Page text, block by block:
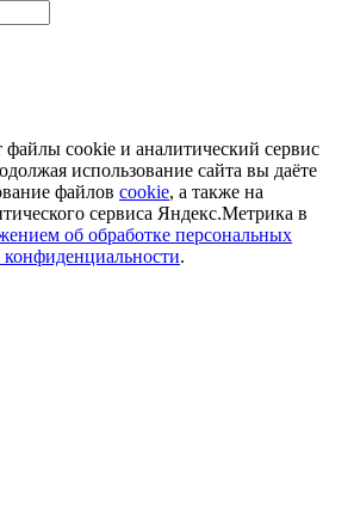
файлы cookie и аналитический сервис
использование сайта вы даёте
файлов cookie, а также на
сервиса Яндекс.Метрика в
об обработке персональных
.